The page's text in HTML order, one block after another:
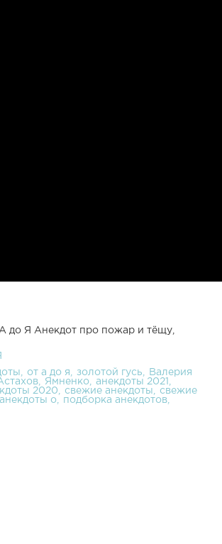
до Я Анекдот про пожар и тёщу,
от а до я золотой гусь
Валерия
Ямненко
анекдоты 2021
2020 свежие анекдоты
свежие
анекдоты о
подборка анекдотов